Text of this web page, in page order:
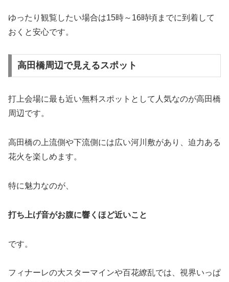
ゆったり観覧したい場合は15時～16時頃までに到着して
おくと安心です。
高田橋周辺で見えるスポット
打上会場に最も近い無料スポットとして人気なのが高田橋
周辺です。
高田橋の上流側や下流側には広い河川敷があり、迫力ある
花火を楽しめます。
特に魅力なのが、
打ち上げ音がお腹に響くほど近いこと
です。
フィナーレの大スターマインや百花繚乱では、視界いっぱ